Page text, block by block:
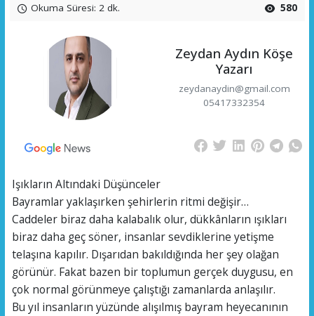
Okuma Süresi: 2 dk. 580
Zeydan Aydın Köşe
Yazarı
zeydanaydin@gmail.com
05417332354
Işıkların Altındaki Düşünceler
Bayramlar yaklaşırken şehirlerin ritmi değişir…
Caddeler biraz daha kalabalık olur, dükkânların ışıkları
biraz daha geç söner, insanlar sevdiklerine yetişme
telaşına kapılır. Dışarıdan bakıldığında her şey olağan
görünür. Fakat bazen bir toplumun gerçek duygusu, en
çok normal görünmeye çalıştığı zamanlarda anlaşılır.
Bu yıl insanların yüzünde alışılmış bayram heyecanının